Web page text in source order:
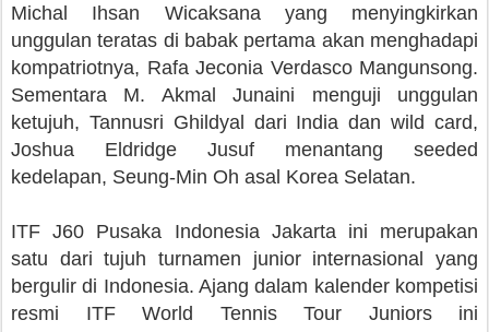
Michal Ihsan Wicaksana yang menyingkirkan
unggulan teratas di babak pertama akan menghadapi
kompatriotnya, Rafa Jeconia Verdasco Mangunsong.
Sementara M. Akmal Junaini menguji unggulan
ketujuh, Tannusri Ghildyal dari India dan wild card,
Joshua Eldridge Jusuf menantang seeded
kedelapan, Seung-Min Oh asal Korea Selatan.
ITF J60 Pusaka Indonesia Jakarta ini merupakan
satu dari tujuh turnamen junior internasional yang
bergulir di Indonesia. Ajang dalam kalender kompetisi
resmi ITF World Tennis Tour Juniors ini